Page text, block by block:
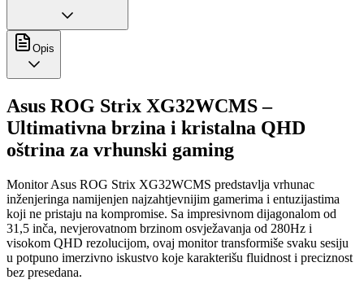
Opis
Asus ROG Strix XG32WCMS –
Ultimativna brzina i kristalna QHD
oštrina za vrhunski gaming
Monitor Asus ROG Strix XG32WCMS predstavlja vrhunac
inženjeringa namijenjen najzahtjevnijim gamerima i entuzijastima
koji ne pristaju na kompromise. Sa impresivnom dijagonalom od
31,5 inča, nevjerovatnom brzinom osvježavanja od 280Hz i
visokom QHD rezolucijom, ovaj monitor transformiše svaku sesiju
u potpuno imerzivno iskustvo koje karakterišu fluidnost i preciznost
bez presedana.